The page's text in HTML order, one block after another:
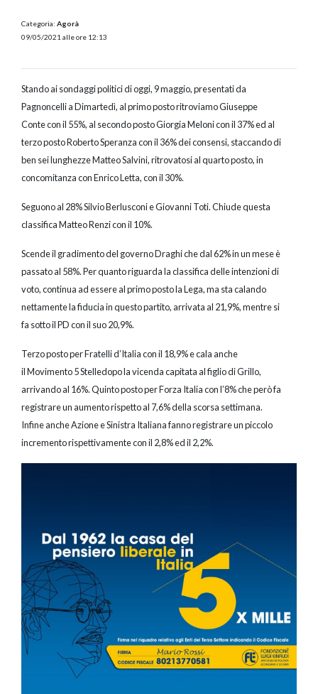
Categoria: Agorà
09/05/2021 alle ore 12:13
Stando ai sondaggi politici di oggi, 9 maggio, presentati da
Pagnoncelli a Dimartedì, al primo posto ritroviamo Giuseppe
Conte con il 55%, al secondo posto Giorgia Meloni con il 37% ed al
terzo posto Roberto Speranza con il 36% dei consensi, staccando di
ben sei lunghezze Matteo Salvini, ritrovatosi al quarto posto, in
concomitanza con Enrico Letta, con il 30%.
Seguono al 28% Silvio Berlusconi e Giovanni Toti. Chiude questa
classifica Matteo Renzi con il 10%.
Scende il gradimento del governo Draghi che dal 62% in un mese è
passato al 58%. Per quanto riguarda la classifica delle intenzioni di
voto, continua ad essere al primo posto la Lega, ma sta calando
nettamente la fiducia in questo partito, arrivata al 21,9%, mentre si
fa sotto il PD con il suo 20,9%.
Terzo posto per Fratelli d’Italia con il 18,9% e cala anche
il Movimento 5 Stelledopo la vicenda capitata al figlio di Grillo,
arrivando al 16%. Quinto posto per Forza Italia con l’8% che però fa
registrare un aumento rispetto al 7,6% della scorsa settimana.
Infine anche Azione e Sinistra Italiana fanno registrare un piccolo
incremento rispettivamente con il 2,8% ed il 2,2%.